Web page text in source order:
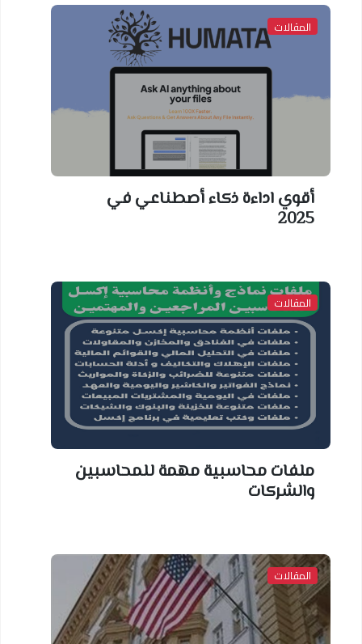
المقالات
أقوي اداءة ذكاء أصطناعي في
2025
المقالات
ملفات محاسبية مهمة للمحاسبين
والشركات
المقالات